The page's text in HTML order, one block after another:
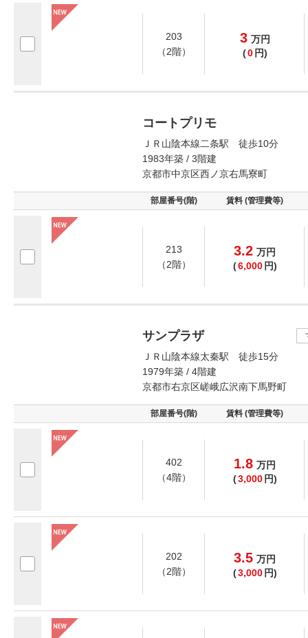
203
（2階）
3 万円
(0 円)
コートプリモ
ＪＲ山陰本線二条駅 徒歩10分
1983年築 / 3階建
京都市中京区西ノ京右馬寮町
部屋番号(階) 賃料 (管理費等)
213
（2階）
3.2 万円
(6,000 円)
サンプラザ
ＪＲ山陰本線太秦駅 徒歩15分
1979年築 / 4階建
京都市右京区嵯峨広沢南下馬野町
部屋番号(階) 賃料 (管理費等)
402
（4階）
1.8 万円
(3,000 円)
202
（2階）
3.5 万円
(3,000 円)